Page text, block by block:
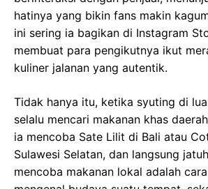
hatinya yang bikin fans makin
ini sering ia bagikan di Instagram
membuat para pengikutnya ikut
kuliner jalanan yang autentik.
Tidak hanya itu, ketika syuting di
selalu mencari makanan khas
ia mencoba Sate Lilit di Bali atau
Sulawesi Selatan, dan langsung
mencoba makanan lokal adalah